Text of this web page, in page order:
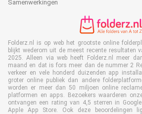
Samenwerkingen
Folderz.nl is op web het grootste online
blijkt wederom uit de meest recente resultaten
2025. Alleen via web heeft Folderz.nl meer
maand en dat is fors meer dan de nummer 2
verkeer en vele honderd duizenden app
groter online publiek dan andere
worden er meer dan 50 miljoen online
platformen en apps. Bezoekers waarderen
ontvangen een rating van 4,5 sterren in
Apple App Store. Ook deze beoordelingen